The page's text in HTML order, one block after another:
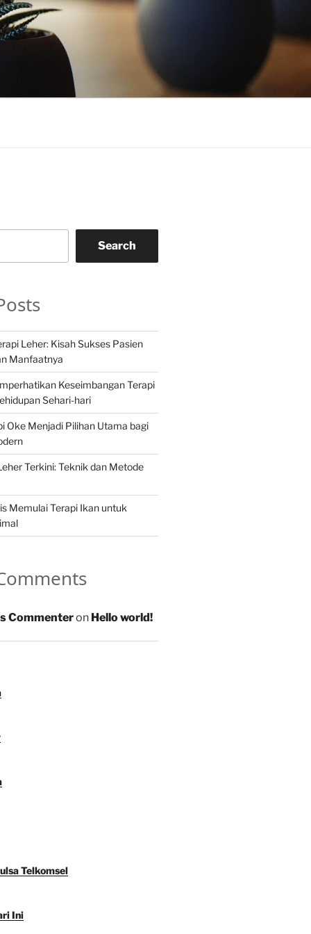
Search
Leher: Kisah Sukses Pasien
Manfaatnya
Keseimbangan Terapi
Sehari-hari
Oke Menjadi Pilihan Utama bagi
Terkini: Teknik dan Metode
Memulai Terapi Ikan untuk
Commenteron Hello world!
Telkomsel
Ini